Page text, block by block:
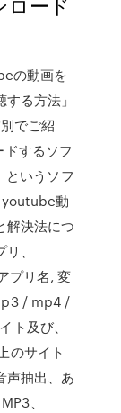
の動画を
る方法」
でご紹
するソフ
いうソフ
youtube動
解決法につ
、
プリ名, 変
/ mp4 /
ト及び、
のサイト
声抽出、あ
、